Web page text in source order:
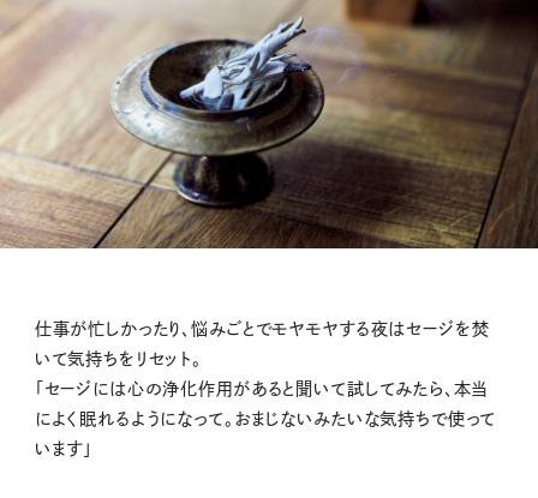
仕事が忙しかったり、悩みごとでモヤモヤする夜はセージを焚
いて気持ちをリセット。
「セージには心の浄化作用があると聞いて試してみたら、本当
によく眠れるようになって。おまじないみたいな気持ちで使って
います」